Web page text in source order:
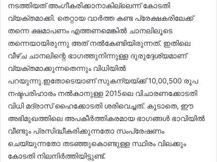
നടത്തിയത് അംഗീകരിക്കാനാകില്ലെന്ന് കോടതി
വ്യക്തമാക്കി. തെറ്റായ വാർത്ത കണ്ട പ്രേക്ഷകരിലേക്ക്
തന്നെ ക്ഷമാപണം എത്തണമെങ്കിൽ ചാനലിലൂടെ
തന്നെയായിരുന്നു അത് നൽകേണ്ടിയിരുന്നത്. ഇതിലെ
വീഴ്ച ചാനലിന്റെ ഭാഗത്തുനിന്നുള്ള ദുരുദ്ദേശ്യമാണ്
വ്യക്തമാക്കുന്നതെന്നും വിധിയിൽ
പറയുന്നു.ഇതോടെയാണ് സുകന്യയ്ക്ക് 10,00,500 രൂപ
നഷ്ടപരിഹാരം നൽകാനുള്ള 2015ലെ വിചാരണക്കോടതി
വിധി മദ്രാസ് ഹൈക്കോടതി ശരിവെച്ചത്. കൂടാതെ, ഈ
അഭിമുഖത്തിലെ അപകീർത്തികരമായ ഭാഗങ്ങൾ ഭാവിയിൽ
വീണ്ടും പ്രസിദ്ധീകരിക്കുന്നതോ സംപ്രേഷണം
ചെയ്യുന്നതോ തടഞ്ഞുകൊണ്ടുള്ള സ്ഥിരം വിലക്കും
കോടതി നിലനിർത്തിയിട്ടുണ്ട്.